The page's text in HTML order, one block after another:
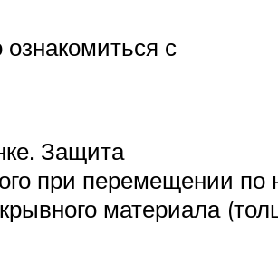
с
Защита
при перемещении по
материала